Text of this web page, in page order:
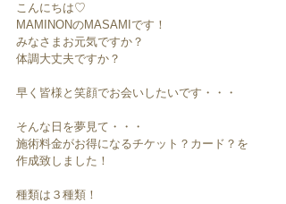
こんにちは♡
MAMINONのMASAMIです！
みなさまお元気ですか？
体調大丈夫ですか？
早く皆様と笑顔でお会いしたいです・・・
そんな日を夢見て・・・
施術料金がお得になるチケット？カード？を
作成致しました！
種類は３種類！